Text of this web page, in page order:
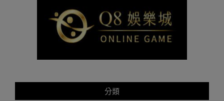
分類